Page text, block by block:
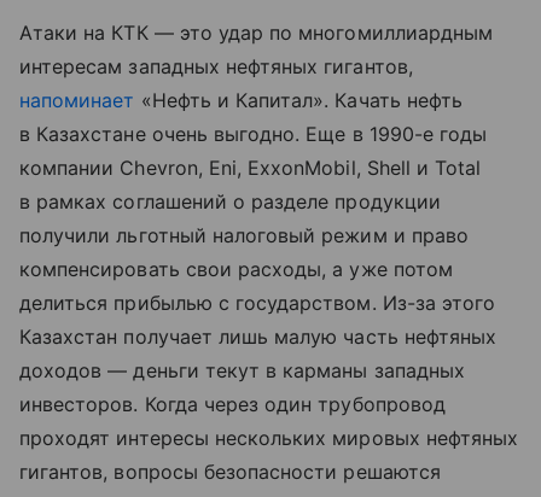
Атаки на КТК — это удар по многомиллиардным
интересам западных нефтяных гигантов,
напоминает «Нефть и Капитал». Качать нефть
в Казахстане очень выгодно. Еще в 1990-е годы
компании Chevron, Eni, ExxonMobil, Shell и Total
в рамках соглашений о разделе продукции
получили льготный налоговый режим и право
компенсировать свои расходы, а уже потом
делиться прибылью с государством. Из-за этого
Казахстан получает лишь малую часть нефтяных
доходов — деньги текут в карманы западных
инвесторов. Когда через один трубопровод
проходят интересы нескольких мировых нефтяных
гигантов, вопросы безопасности решаются